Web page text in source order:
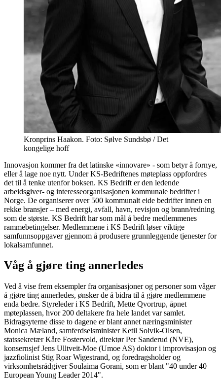
Kronprins Haakon. Foto: Sølve Sundsbø / Det
kongelige hoff
Innovasjon kommer fra det latinske «innovare» - som betyr å fornye,
eller å lage noe nytt. Under KS-Bedriftenes møteplass oppfordres
det til å tenke utenfor boksen. KS Bedrift er den ledende
arbeidsgiver- og interesseorganisasjonen kommunale bedrifter i
Norge. De organiserer over 500 kommunalt eide bedrifter innen en
rekke bransjer – med energi, avfall, havn, revisjon og brann/redning
som de største. KS Bedrift har som mål å bedre medlemmenes
rammebetingelser. Medlemmene i KS Bedrift løser viktige
samfunnsoppgaver gjennom å produsere grunnleggende tjenester for
lokalsamfunnet.
Våg å gjøre ting annerledes
Ved å vise frem eksempler fra organisasjoner og personer som våger
å gjøre ting annerledes, ønsker de å bidra til å gjøre medlemmene
enda bedre. Styreleder i KS Bedrift, Mette Qvortrup, åpnet
møteplassen, hvor 200 deltakere fra hele landet var samlet.
Bidragsyterne disse to dagene er blant annet næringsminister
Monica Mæland, samferdselsminister Ketil Solvik-Olsen,
statssekretær Kåre Fostervold, direktør Per Sanderud (NVE),
konsernsjef Jens Ulltveit-Moe (Umoe AS) doktor i improvisasjon og
jazzfiolinist Stig Roar Wigestrand, og foredragsholder og
virksomhetsrådgiver Soulaima Gorani, som er blant "40 under 40
European Young Leader 2014".